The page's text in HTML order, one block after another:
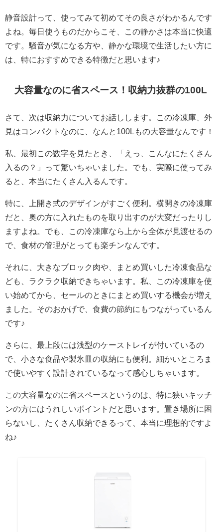
静音設計って、使ってみて初めてその良さがわかるんです
よね。毎日使うものだからこそ、この静かさは本当に快適
です。騒音が気になる方や、静かな環境で生活したい方に
は、特におすすめできる特徴だと思います♪
大容量なのに省スペース！収納力抜群の100L
さて、次は収納力についてお話しします。この冷凍庫、外
見はコンパクトなのに、なんと100Lもの大容量なんです！
私、最初この数字を見たとき、「えっ、こんなにたくさん
入るの？」って驚いちゃいました。でも、実際に使ってみ
ると、本当にたくさん入るんです。
特に、上開き式のデザインがすごく便利。横開きの冷凍庫
だと、奥の方に入れたものを取り出すのが大変だったりし
ますよね。でも、この冷凍庫なら上から全体が見渡せるの
で、食材の管理がとっても楽チンなんです。
それに、大きなブロック肉や、まとめ買いした冷凍食品な
ども、ラクラク収納できちゃいます。私、この冷凍庫を使
い始めてから、セールのときにまとめ買いする機会が増え
ました。そのおかげで、食費の節約にもつながっているん
です♪
さらに、最上段には浅型のケーストレイが付いているの
で、小さな食品や製氷皿の収納にも便利。細かいところま
で使いやすく設計されているなって感心しちゃいます。
この大容量なのに省スペースというのは、特に狭いキッチ
ンの方にはうれしいポイントだと思います。置き場所に困
らないし、たくさん収納できるって、本当に理想的ですよ
ね♪